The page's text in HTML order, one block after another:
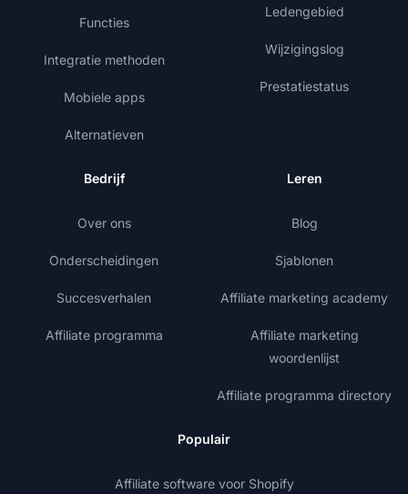
Functies
Integratie methoden
Mobiele apps
Alternatieven
Ledengebied
Wijzigingslog
Prestatiestatus
Bedrijf
Over ons
Onderscheidingen
Succesverhalen
Affiliate programma
Leren
Blog
Sjablonen
Affiliate marketing academy
Affiliate marketing
woordenlijst
Affiliate programma directory
Populair
Affiliate software voor Shopify